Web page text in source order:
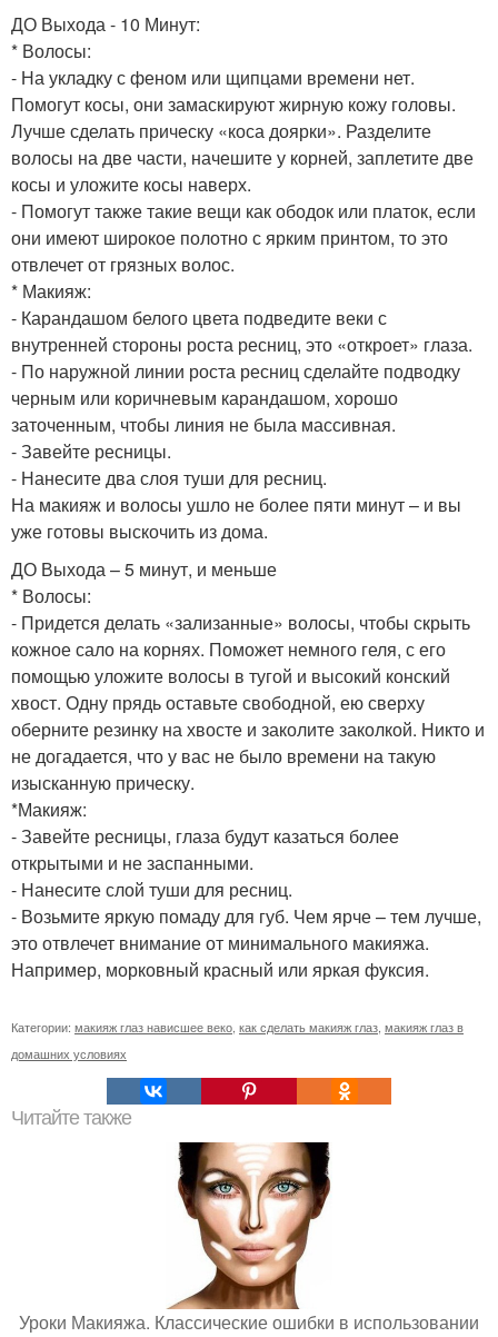
ДО Выхода - 10 Минут:
* Волосы:
- На укладку с феном или щипцами времени нет.
Помогут косы, они замаскируют жирную кожу головы.
Лучше сделать прическу «коса доярки». Разделите
волосы на две части, начешите у корней, заплетите две
косы и уложите косы наверх.
- Помогут также такие вещи как ободок или платок, если
они имеют широкое полотно с ярким принтом, то это
отвлечет от грязных волос.
* Макияж:
- Карандашом белого цвета подведите веки с
внутренней стороны роста ресниц, это «откроет» глаза.
- По наружной линии роста ресниц сделайте подводку
черным или коричневым карандашом, хорошо
заточенным, чтобы линия не была массивная.
- Завейте ресницы.
- Нанесите два слоя туши для ресниц.
На макияж и волосы ушло не более пяти минут – и вы
уже готовы выскочить из дома.
ДО Выхода – 5 минут, и меньше
* Волосы:
- Придется делать «зализанные» волосы, чтобы скрыть
кожное сало на корнях. Поможет немного геля, с его
помощью уложите волосы в тугой и высокий конский
хвост. Одну прядь оставьте свободной, ею сверху
оберните резинку на хвосте и заколите заколкой. Никто и
не догадается, что у вас не было времени на такую
изысканную прическу.
*Макияж:
- Завейте ресницы, глаза будут казаться более
открытыми и не заспанными.
- Нанесите слой туши для ресниц.
- Возьмите яркую помаду для губ. Чем ярче – тем лучше,
это отвлечет внимание от минимального макияжа.
Например, морковный красный или яркая фуксия.
Категории: макияж глаз нависшее веко как сделать макияж глаз макияж глаз в
домашних условиях
Читайте также
Уроки Макияжа. Классические ошибки в использовании